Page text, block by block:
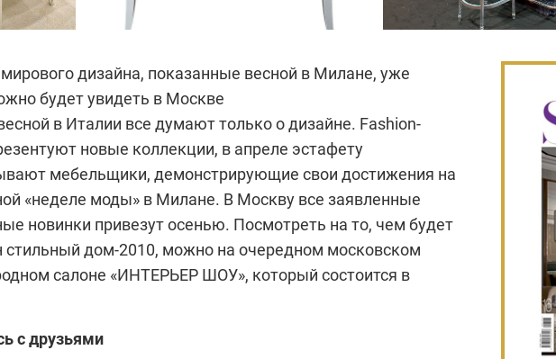
дизайна, показанные весной в Милане, уже
будет увидеть в Москве
в Италии все думают только о дизайне. Fashion-
новые коллекции, в апреле эстафету
мебельщики, демонстрирующие свои достижения на
«неделе моды» в Милане. В Москву все заявленные
новинки привезут осенью. Посмотреть на то, чем будет
стильный дом-2010, можно на очередном московском
салоне «ИНТЕРЬЕР ШОУ», который состоится в
с друзьями